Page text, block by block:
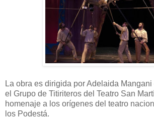
La obra es dirigida por Adelaida
el Grupo de Titiriteros del Teatro San
homenaje a los orígenes del teatro
los Podestá.